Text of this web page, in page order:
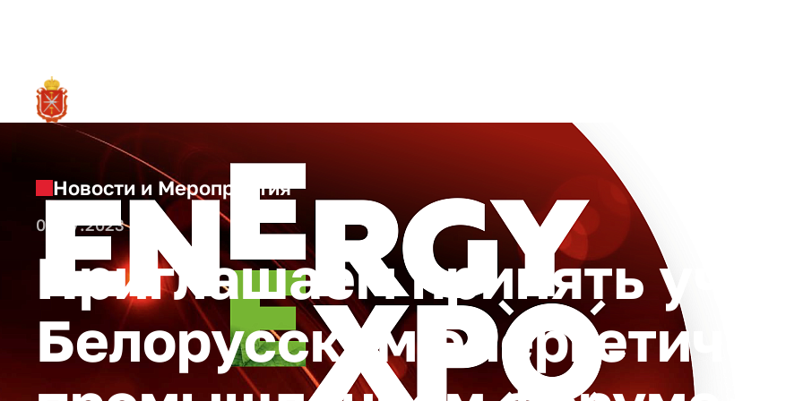
Новости и Мероприятия
06.07.2023
Приглашаем принять
Белорусском